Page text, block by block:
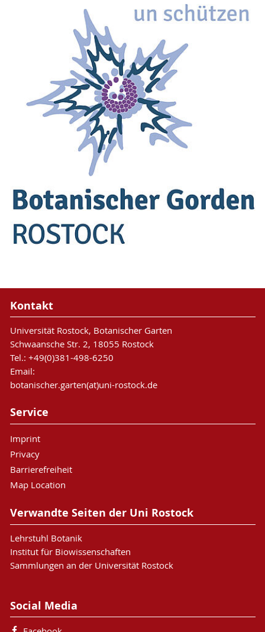
Kontakt
Universität Rostock, Botanischer Garten
Schwaansche Str. 2, 18055 Rostock
Tel.: +49(0)381-498-6250
Email:
botanischer.garten(at)uni-rostock.de
Service
Imprint
Privacy
Barrierefreiheit
Map Location
Verwandte Seiten der Uni Rostock
Lehrstuhl Botanik
Institut für Biowissenschaften
Sammlungen an der Universität Rostock
Social Media